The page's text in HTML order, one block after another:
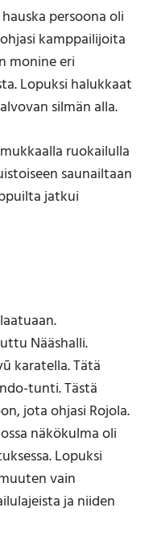
persoona oli
kamppailijoita
monine eri
Lopuksi halukkaat
silmän alla.
ruokailulla
saunailtaan
jatkui
Nääshalli.
karatella. Tätä
tunti. Tästä
jota ohjasi Rojola.
näkökulma oli
Lopuksi
vain
ja niiden